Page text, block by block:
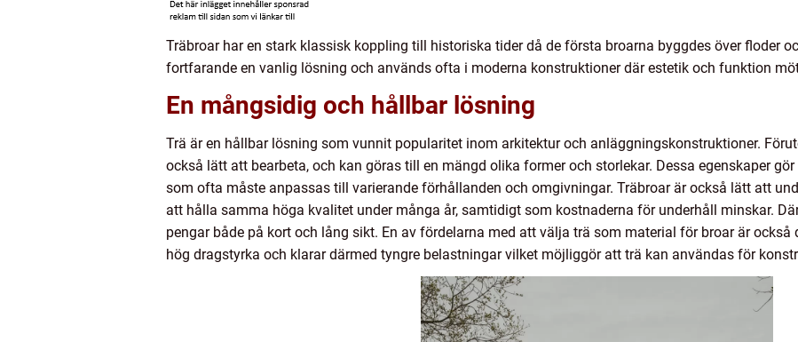
Träbroar har en stark klassisk koppling till historiska tider då de första broarna byggdes över floder
fortfarande en vanlig lösning och används ofta i moderna konstruktioner där estetik och funktion
En mångsidig och hållbar lösning
Trä är en hållbar lösning som vunnit popularitet inom arkitektur och anläggningskonstruktioner.
också lätt att bearbeta, och kan göras till en mängd olika former och storlekar. Dessa egenskaper
som ofta måste anpassas till varierande förhållanden och omgivningar. Träbroar är också lätt att
att hålla samma höga kvalitet under många år, samtidigt som kostnaderna för underhåll minskar.
pengar både på kort och lång sikt. En av fördelarna med att välja trä som material för broar är också
hög dragstyrka och klarar därmed tyngre belastningar vilket möjliggör att trä kan användas för